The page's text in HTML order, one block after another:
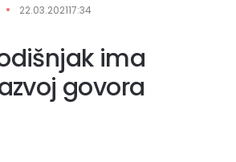
22.03.202117:34
ima
govora